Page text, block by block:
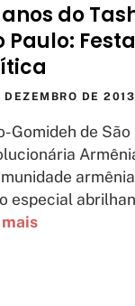
anos do
Paulo:
DEZEMBRO DE 2013
Gomideh de
especial